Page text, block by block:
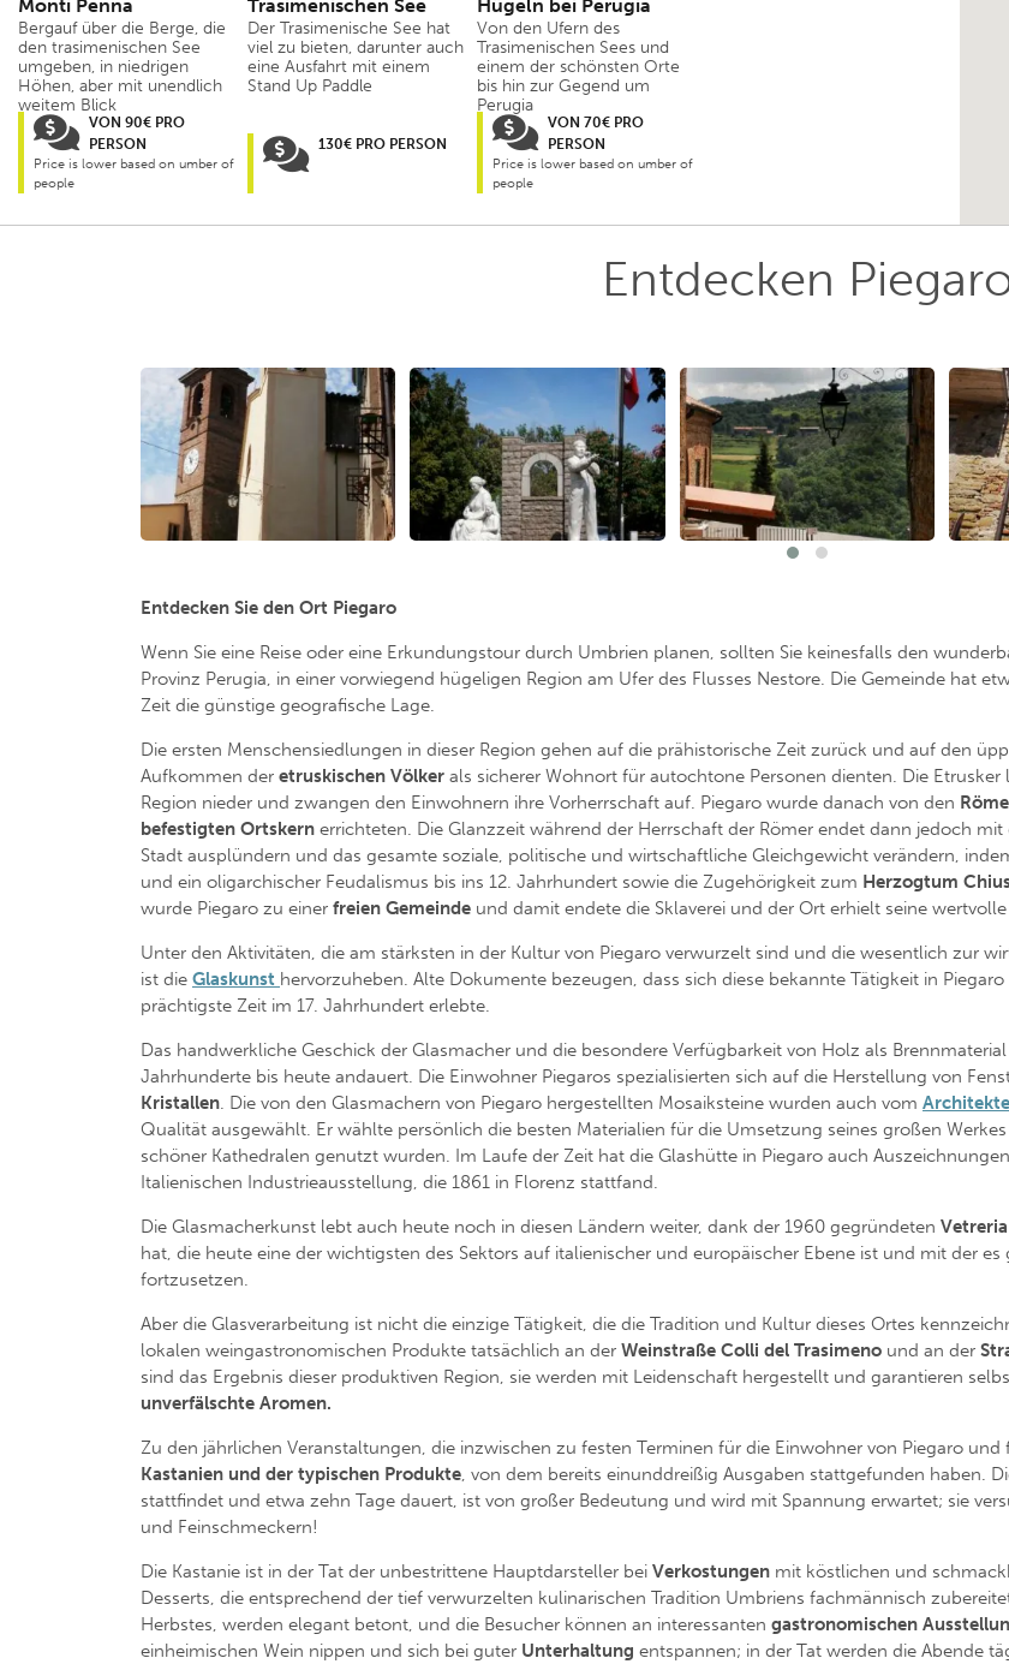
Monti Penna
Bergauf über die Berge, die
den trasimenischen See
umgeben, in niedrigen
Höhen, aber mit unendlich
weitem Blick
VON 90€ PRO
PERSON
Price is lower based on umber of
people
Trasimenischen See
Der Trasimenische See hat
viel zu bieten, darunter auch
eine Ausfahrt mit einem
Stand Up Paddle
130€ PRO PERSON
Hügeln bei Perugia
Von den Ufern des
Trasimenischen Sees und
einem der schönsten Orte
bis hin zur Gegend um
Perugia
VON 70€ PRO
PERSON
Price is lower based on umber of
people
Entdecken
Entdecken Sie den Ort Piegaro
Wenn Sie eine Reise oder eine Erkundungstour durch Umbrien planen, sollten Sie keinesfalls den
Provinz Perugia, in einer vorwiegend hügeligen Region am Ufer des Flusses Nestore. Die Gemeinde hat
Zeit die günstige geografische Lage.
Die ersten Menschensiedlungen in dieser Region gehen auf die prähistorische Zeit zurück und auf den
Aufkommen der etruskischen Völker als sicherer Wohnort für autochtone Personen dienten. Die
Region nieder und zwangen den Einwohnern ihre Vorherrschaft auf. Piegaro wurde danach von den
befestigten Ortskern errichteten. Die Glanzzeit während der Herrschaft der Römer endet dann jedoch
Stadt ausplündern und das gesamte soziale, politische und wirtschaftliche Gleichgewicht verändern,
und ein oligarchischer Feudalismus bis ins 12. Jahrhundert sowie die Zugehörigkeit zum Herzogtum
wurde Piegaro zu einer freien Gemeinde und damit endete die Sklaverei und der Ort erhielt seine
Unter den Aktivitäten, die am stärksten in der Kultur von Piegaro verwurzelt sind und die wesentlich zur
ist die Glaskunst hervorzuheben. Alte Dokumente bezeugen, dass sich diese bekannte Tätigkeit in
prächtigste Zeit im 17. Jahrhundert erlebte.
Das handwerkliche Geschick der Glasmacher und die besondere Verfügbarkeit von Holz als
Jahrhunderte bis heute andauert. Die Einwohner Piegaros spezialisierten sich auf die Herstellung von
Kristallen. Die von den Glasmachern von Piegaro hergestellten Mosaiksteine wurden auch vom
Qualität ausgewählt. Er wählte persönlich die besten Materialien für die Umsetzung seines großen
schöner Kathedralen genutzt wurden. Im Laufe der Zeit hat die Glashütte in Piegaro auch
Italienischen Industrieausstellung, die 1861 in Florenz stattfand.
Die Glasmacherkunst lebt auch heute noch in diesen Ländern weiter, dank der 1960 gegründeten
hat, die heute eine der wichtigsten des Sektors auf italienischer und europäischer Ebene ist und mit der
fortzusetzen.
Aber die Glasverarbeitung ist nicht die einzige Tätigkeit, die die Tradition und Kultur dieses Ortes
lokalen weingastronomischen Produkte tatsächlich an der Weinstraße Colli del Trasimeno und an der
sind das Ergebnis dieser produktiven Region, sie werden mit Leidenschaft hergestellt und garantieren
unverfälschte Aromen.
Zu den jährlichen Veranstaltungen, die inzwischen zu festen Terminen für die Einwohner von Piegaro
Kastanien und der typischen Produkte, von dem bereits einunddreißig Ausgaben stattgefunden haben.
stattfindet und etwa zehn Tage dauert, ist von großer Bedeutung und wird mit Spannung erwartet; sie
und Feinschmeckern!
Die Kastanie ist in der Tat der unbestrittene Hauptdarsteller bei Verkostungen mit köstlichen und
Desserts, die entsprechend der tief verwurzelten kulinarischen Tradition Umbriens fachmännisch
Herbstes, werden elegant betont, und die Besucher können an interessanten gastronomischen
einheimischen Wein nippen und sich bei guter Unterhaltung entspannen; in der Tat werden die Abende